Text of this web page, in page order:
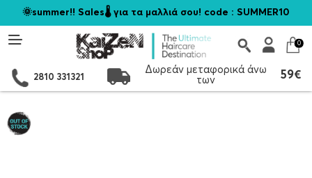
🌞summer!! Sales🌡️ για τα μαλλιά σου! code : SUMMER10
0
2810 331321
Δωρεάν μεταφορικά άνω
των
59€